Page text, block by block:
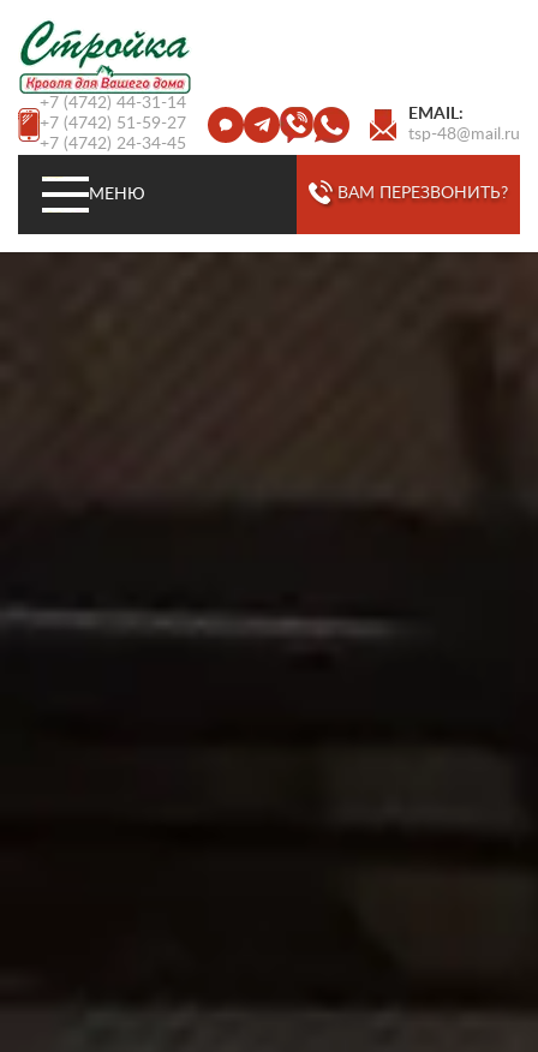
+7 (4742) 44-31-14
+7 (4742) 51-59-27
+7 (4742) 24-34-45
EMAIL:
tsp-48@mail.ru
ВАМ ПЕРЕЗВОНИТЬ?
МЕНЮ